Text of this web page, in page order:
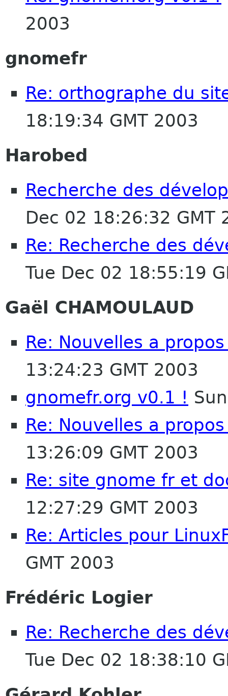
2003
gnomefr
Re: orthographe du
18:19:34 GMT 2003
Harobed
Recherche des
Dec 02 18:26:32 GMT
Re: Recherche des
Tue Dec 02 18:55:19
Gaël CHAMOULAUD
Re: Nouvelles a
13:24:23 GMT 2003
gnomefr.org v0.1 !
Re: Nouvelles a
13:26:09 GMT 2003
Re: site gnome fr et
12:27:29 GMT 2003
Re: Articles pour
GMT 2003
Frédéric Logier
Re: Recherche des
Tue Dec 02 18:38:10